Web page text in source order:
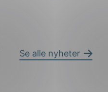
Se alle nyheter